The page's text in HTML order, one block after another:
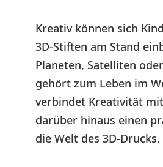
Kreativ können sich
3D-Stiften am Stand
Planeten, Satelliten
gehört zum Leben im
verbindet Kreativität
darüber hinaus einen
die Welt des 3D-Drucks.